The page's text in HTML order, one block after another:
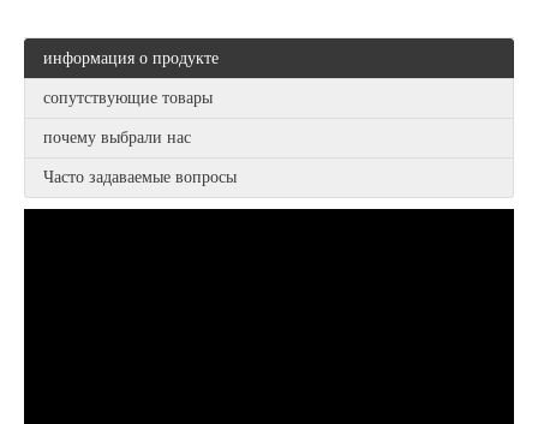
информация о продукте
сопутствующие товары
почему выбрали нас
Часто задаваемые вопросы